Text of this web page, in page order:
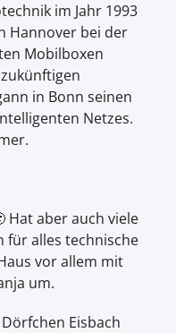
im Jahr 1993
Hannover bei der
Mobilboxen
in Bonn seinen
Netzes.
Hat aber auch viele
für alles technische
vor allem mit
um.
Eisbach